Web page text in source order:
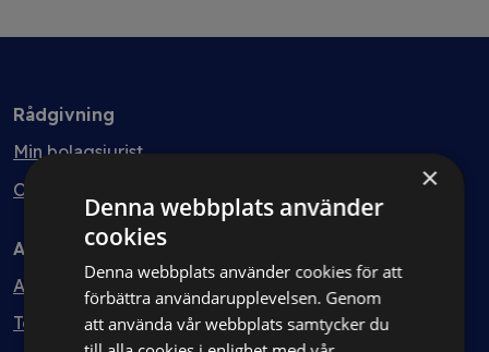
Rådgivning
Min bolagsjurist
Ombud
Avtal
Avtalshantering
Testa kostnadsfritt
×
Denna webbplats använder
cookies
Denna webbplats använder cookies för att
förbättra användarupplevelsen. Genom
att använda vår webbplats samtycker du